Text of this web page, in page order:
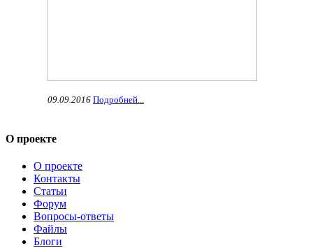
09.09.2016 Подробней...
О проекте
О проекте
Контакты
Статьи
Форум
Вопросы-ответы
Файлы
Блоги